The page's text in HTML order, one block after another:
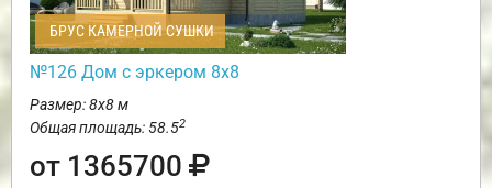
БРУС КАМЕРНОЙ СУШКИ
№126 Дом с эркером 8х8
Размер: 8х8 м
Общая площадь: 58.52
от 1365700